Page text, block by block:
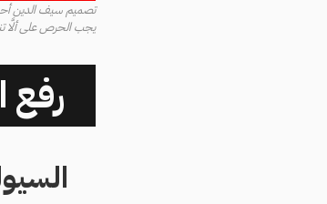
تصميم سيف الدين أحمد،
يجب الحرص على ألَّا
رفع